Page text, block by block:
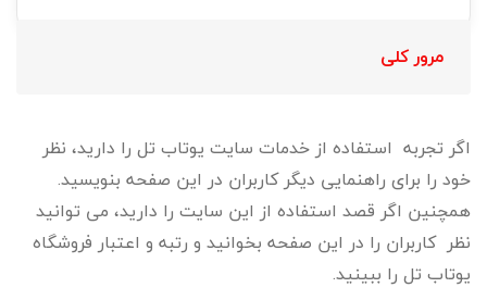
مرور کلی
اگر تجربه استفاده از خدمات سایت یوتاب تل را دارید، نظر
خود را برای راهنمایی دیگر کاربران در این صفحه بنویسید.
همچنین اگر قصد استفاده از این سایت را دارید، می توانید
نظر کاربران را در این صفحه بخوانید و رتبه و اعتبار فروشگاه
یوتاب تل را ببینید.